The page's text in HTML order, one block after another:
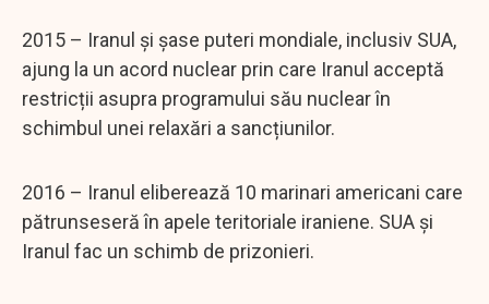
2015 – Iranul și șase puteri mondiale, inclusiv SUA,
ajung la un acord nuclear prin care Iranul acceptă
restricții asupra programului său nuclear în
schimbul unei relaxări a sancțiunilor.
2016 – Iranul eliberează 10 marinari americani care
pătrunseseră în apele teritoriale iraniene. SUA și
Iranul fac un schimb de prizonieri.